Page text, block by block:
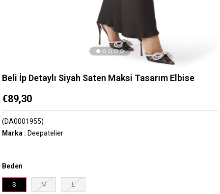
Beli İp Detaylı Siyah Saten Maksi Tasarım Elbise
€89,30
(DA0001955)
Marka : Deepatelier
Beden
S M L